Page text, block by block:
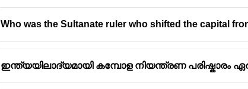
Who was the Sultanate ruler who shifted the capital
ഇന്ത്യയിലാദ്യമായി കമ്പോള നിയന്ത്രണ